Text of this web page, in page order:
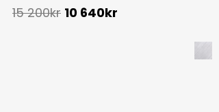
15 200kr 10 640kr